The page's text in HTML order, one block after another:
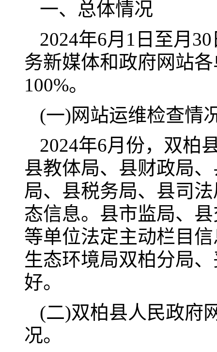
一、总体情况
2024年6月1日至月
务新媒体和政府网站
100%。
(一)网站运维检查情
2024年6月份，双柏
县教体局、县财政局
局、县税务局、县司
态信息。县市监局、
等单位法定主动栏目
生态环境局双柏分局
好。
(二)双柏县人民政府
况。